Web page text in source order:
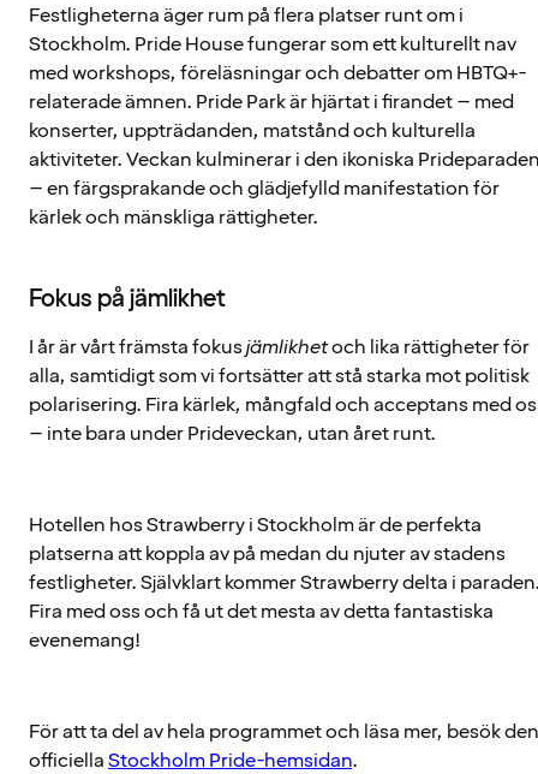
Festligheterna äger rum på flera platser runt om i
Stockholm. Pride House fungerar som ett kulturellt nav
med workshops, föreläsningar och debatter om HBTQ+-
relaterade ämnen. Pride Park är hjärtat i firandet – med
konserter, uppträdanden, matstånd och kulturella
aktiviteter. Veckan kulminerar i den ikoniska
– en färgsprakande och glädjefylld manifestation för
kärlek och mänskliga rättigheter.
Fokus på jämlikhet
I år är vårt främsta fokusjämlikhetoch lika rättigheter för
alla, samtidigt som vi fortsätter att stå starka mot politisk
polarisering. Fira kärlek, mångfald och acceptans med
– inte bara under Prideveckan, utan året runt.
Hotellen hos Strawberry i Stockholm är de perfekta
platserna att koppla av på medan du njuter av stadens
festligheter. Självklart kommer Strawberry delta i
Fira med oss och få ut det mesta av detta fantastiska
evenemang!
För att ta del av hela programmet och läsa mer, besök den
officiellaStockholm Pride-hemsidan.